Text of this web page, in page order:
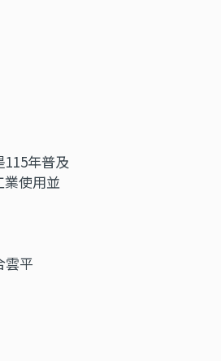
年普及
業使用並
雲平